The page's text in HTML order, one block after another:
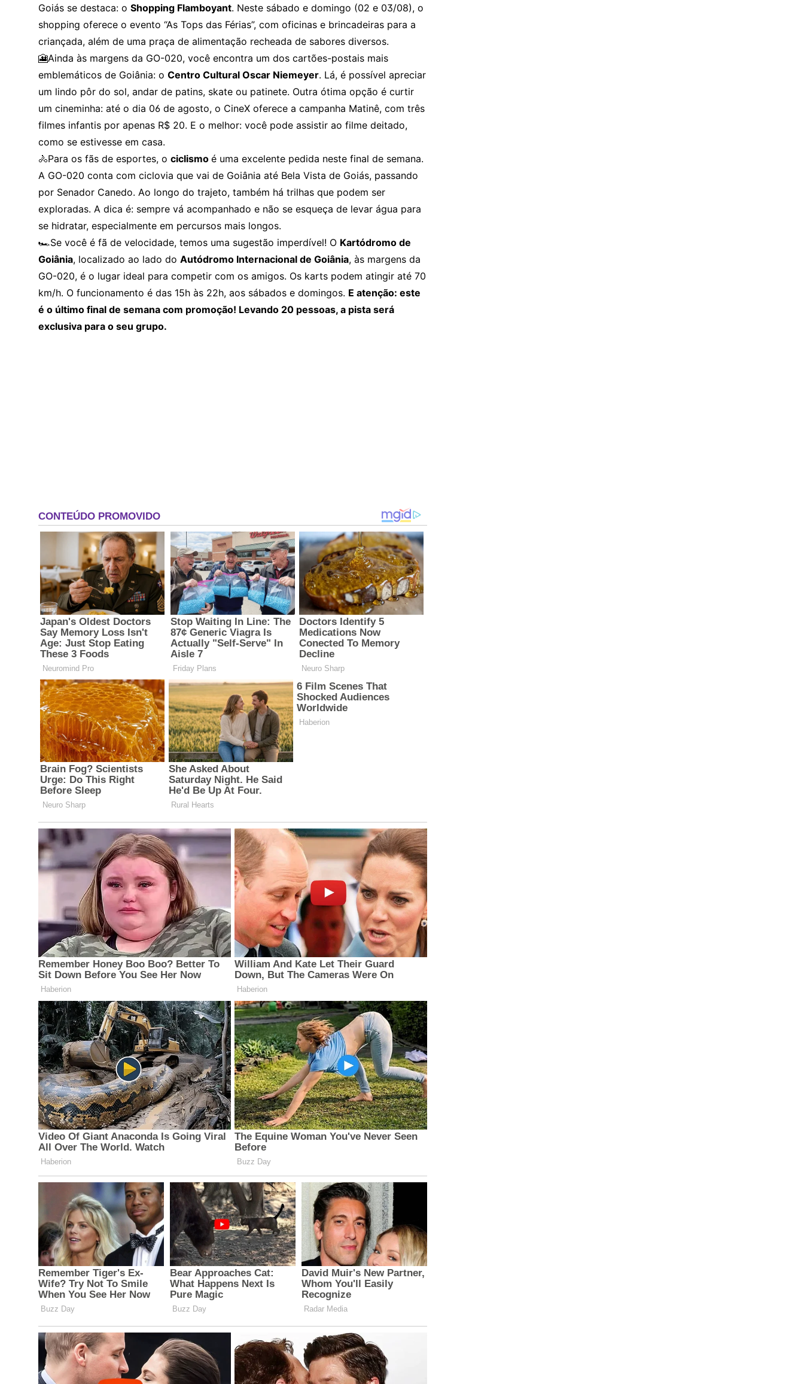
Goiás se destaca: o Shopping Flamboyant. Neste sábado e domingo (02 e 03/08), o
shopping oferece o evento “As Tops das Férias”, com oficinas e brincadeiras para a
criançada, além de uma praça de alimentação recheada de sabores diversos.
🎦Ainda às margens da GO-020, você encontra um dos cartões-postais mais
emblemáticos de Goiânia: o Centro Cultural Oscar Niemeyer. Lá, é possível apreciar
um lindo pôr do sol, andar de patins, skate ou patinete. Outra ótima opção é curtir
um cineminha: até o dia 06 de agosto, o CineX oferece a campanha Matinê, com três
filmes infantis por apenas R$ 20. E o melhor: você pode assistir ao filme deitado,
como se estivesse em casa.
🚴Para os fãs de esportes, o ciclismo é uma excelente pedida neste final de semana.
A GO-020 conta com ciclovia que vai de Goiânia até Bela Vista de Goiás, passando
por Senador Canedo. Ao longo do trajeto, também há trilhas que podem ser
exploradas. A dica é: sempre vá acompanhado e não se esqueça de levar água para
se hidratar, especialmente em percursos mais longos.
🏎️Se você é fã de velocidade, temos uma sugestão imperdível! O Kartódromo de
Goiânia, localizado ao lado do Autódromo Internacional de Goiânia, às margens da
GO-020, é o lugar ideal para competir com os amigos. Os karts podem atingir até 70
km/h. O funcionamento é das 15h às 22h, aos sábados e domingos. E atenção: este
é o último final de semana com promoção! Levando 20 pessoas, a pista será
exclusiva para o seu grupo.